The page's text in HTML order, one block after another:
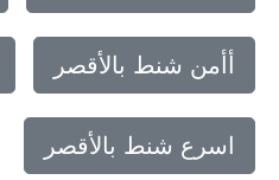
أأمن شنط بالأقصر
اسرع شنط بالأقصر